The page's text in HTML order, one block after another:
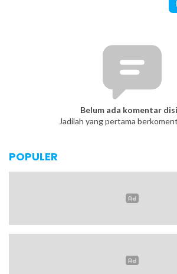
Belum ada komentar
Jadilah yang pertama
POPULER